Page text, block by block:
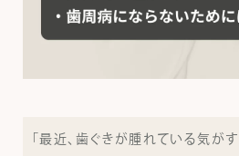
「最近、歯ぐきが腫れている気が